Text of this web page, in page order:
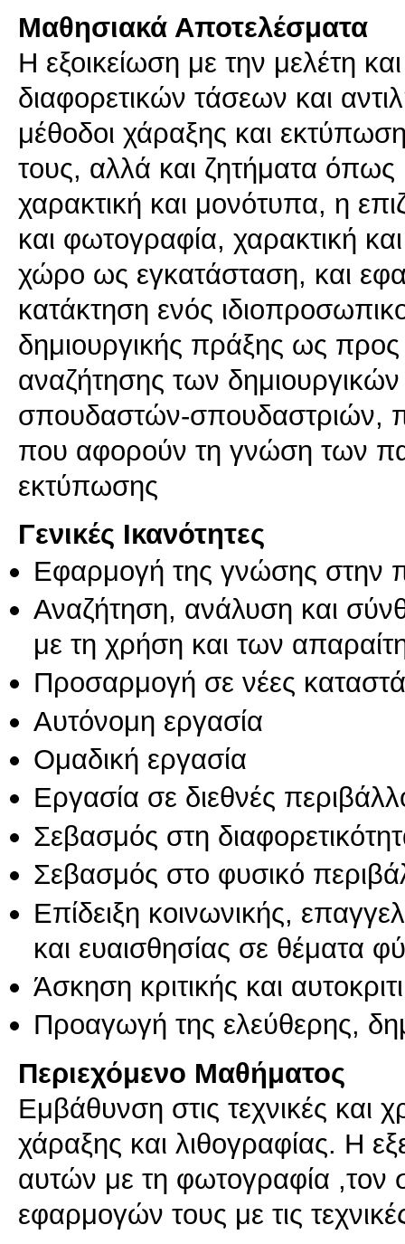
Μαθησιακά Αποτελέσματα
Η εξοικείωση με την μελέτη
διαφορετικών τάσεων και
μέθοδοι χάραξης και
τους, αλλά και ζητήματα όπως
χαρακτική και μονότυπα, η
και φωτογραφία, χαρακτική
χώρο ως εγκατάσταση, και
κατάκτηση ενός
δημιουργικής πράξης ως προς
αναζήτησης των
σπουδαστών-σπουδαστριών,
που αφορούν τη γνώση των
εκτύπωσης
Γενικές Ικανότητες
Εφαρμογή της γνώσης στην
Αναζήτηση, ανάλυση και
με τη χρήση και των
Προσαρμογή σε νέες
Αυτόνομη εργασία
Ομαδική εργασία
Εργασία σε διεθνές
Σεβασμός στη
Σεβασμός στο φυσικό
Επίδειξη κοινωνικής,
και ευαισθησίας σε θέματα
Άσκηση κριτικής και
Προαγωγή της ελεύθερης,
Περιεχόμενο Μαθήματος
Εμβάθυνση στις τεχνικές και
χάραξης και λιθογραφίας. Η
αυτών με τη φωτογραφία ,τον
εφαρμογών τους με τις